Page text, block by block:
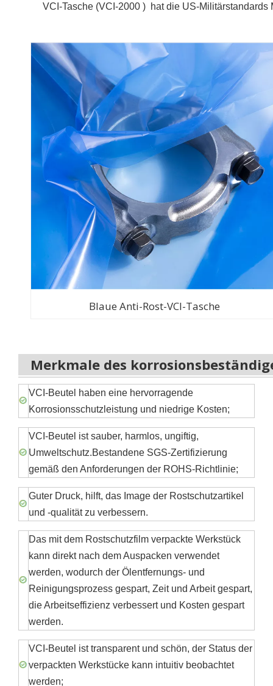
VCI-Tasche (VCI-2000 ) hat die US-Militärstandards
Blaue Anti-Rost-VCI-Tasche
Merkmale des
VCI-Beutel haben eine hervorragende
Korrosionsschutzleistung und niedrige Kosten;
VCI-Beutel ist sauber, harmlos, ungiftig,
Umweltschutz.Bestandene SGS-Zertifizierung
gemäß den Anforderungen der ROHS-Richtlinie;
Guter Druck, hilft, das Image der Rostschutzartikel
und -qualität zu verbessern.
Das mit dem Rostschutzfilm verpackte Werkstück
kann direkt nach dem Auspacken verwendet
werden, wodurch der Ölentfernungs- und
Reinigungsprozess gespart, Zeit und Arbeit gespart,
die Arbeitseffizienz verbessert und Kosten gespart
werden.
VCI-Beutel ist transparent und schön, der Status der
verpackten Werkstücke kann intuitiv beobachtet
werden;